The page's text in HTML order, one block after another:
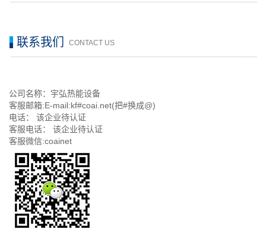
联系我们 CONTACT US
公司名称：宇弘热能设备
客服邮箱:E-mail:kf#coai.net(把#换成@)
电话： 该企业待认证
客服电话： 该企业待认证
客服微信:coainet